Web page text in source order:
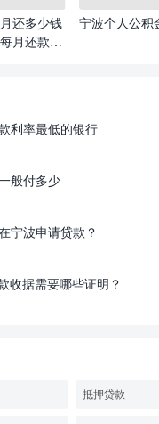
还多少钱
月还款额
宁波个人公积
利率最低的银行
般付多少
宁波申请贷款？
收据需要哪些证明？
抵押贷款